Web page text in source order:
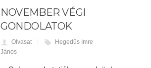
NOVEMBER VÉGI
GONDOLATOK
Olvasat
Hegedűs Imre
János